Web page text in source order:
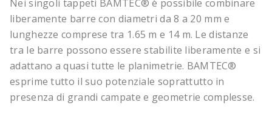
Nei singoli tappeti BAMTEC® è possibile combinare
liberamente barre con diametri da 8 a 20 mm e
lunghezze comprese tra 1.65 m e 14 m. Le distanze
tra le barre possono essere stabilite liberamente e si
adattano a quasi tutte le planimetrie. BAMTEC®
esprime tutto il suo potenziale soprattutto in
presenza di grandi campate e geometrie complesse.